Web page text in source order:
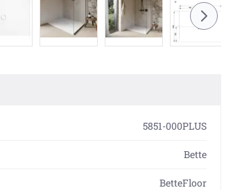
5851-000PLUS
Bette
BetteFloor